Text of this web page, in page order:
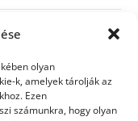
olyan
k, amelyek tárolják az
Ezen
számunkra, hogy olyan
lassításáról és